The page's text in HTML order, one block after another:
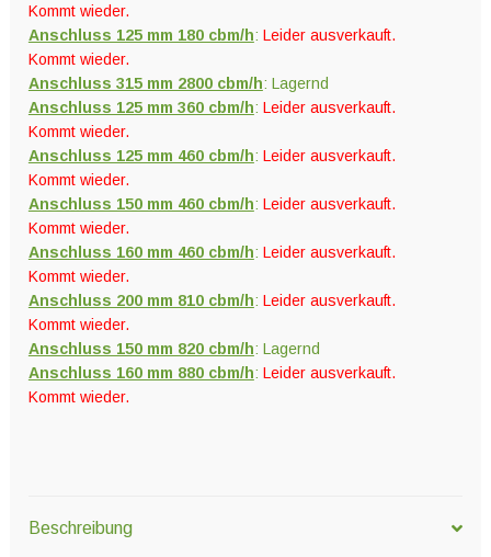
Kommt wieder.
Anschluss 125 mm 180 cbm/h: Leider ausverkauft.
Kommt wieder.
Anschluss 315 mm 2800 cbm/h: Lagernd
Anschluss 125 mm 360 cbm/h: Leider ausverkauft.
Kommt wieder.
Anschluss 125 mm 460 cbm/h: Leider ausverkauft.
Kommt wieder.
Anschluss 150 mm 460 cbm/h: Leider ausverkauft.
Kommt wieder.
Anschluss 160 mm 460 cbm/h: Leider ausverkauft.
Kommt wieder.
Anschluss 200 mm 810 cbm/h: Leider ausverkauft.
Kommt wieder.
Anschluss 150 mm 820 cbm/h: Lagernd
Anschluss 160 mm 880 cbm/h: Leider ausverkauft.
Kommt wieder.
Beschreibung